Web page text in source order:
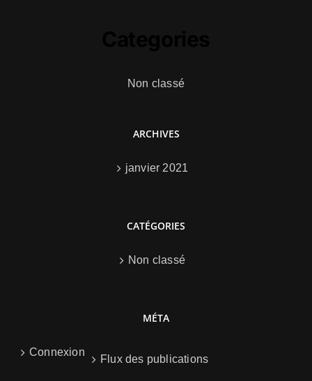
Non classé
ARCHIVES
janvier 2021
CATÉGORIES
Non classé
MÉTA
Connexion
Flux des publications